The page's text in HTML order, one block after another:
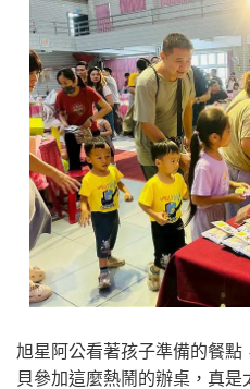
旭星阿公看著孩子準備的餐
貝參加這麼熱鬧的辦桌，真